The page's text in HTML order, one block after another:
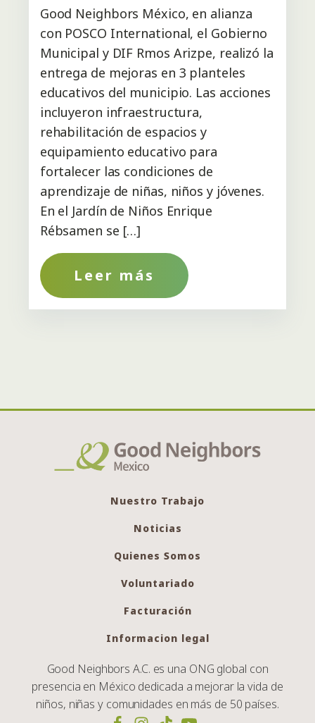
Good Neighbors México, en alianza
con POSCO International, el Gobierno
Municipal y DIF Rmos Arizpe, realizó la
entrega de mejoras en 3 planteles
educativos del municipio. Las acciones
incluyeron infraestructura,
rehabilitación de espacios y
equipamiento educativo para
fortalecer las condiciones de
aprendizaje de niñas, niños y jóvenes.
En el Jardín de Niños Enrique
Rébsamen se […]
Leer más
Nuestro Trabajo
Noticias
Quienes Somos
Voluntariado
Facturación
Informacion legal
Good Neighbors A.C. es una ONG global con
presencia en México dedicada a mejorar la vida de
niños, niñas y comunidades en más de 50 países.